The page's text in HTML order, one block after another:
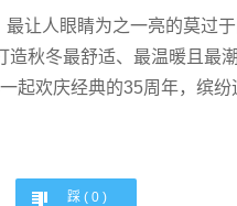
让人眼睛为之一亮的莫过
造秋冬最舒适、最温暖且最
起欢庆经典的35周年，缤纷
踩 ( 0 )